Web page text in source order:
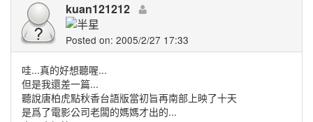
kuan121212
Posted on: 2005/2/27 17:33
哇...真的好想聽喔...
但是我還差一篇...
聽說唐柏虎點秋香台語版當初旨再南部上映了十天
是爲了電影公司老闆的媽媽才出的...